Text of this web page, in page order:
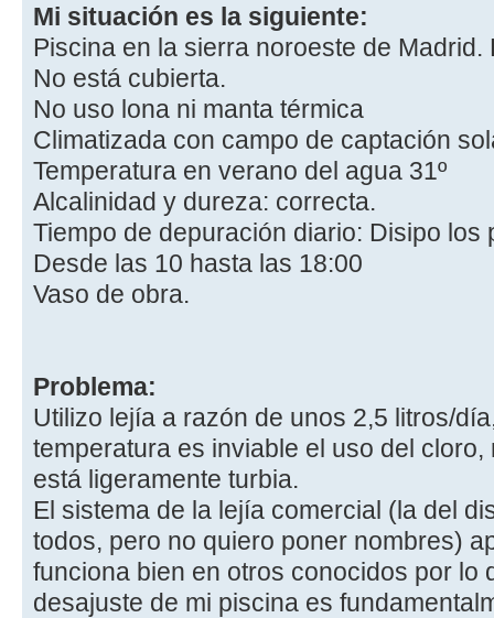
Mi situación es la siguiente:
Piscina en la sierra noroeste de
No está cubierta.
No uso lona ni manta térmica
Climatizada con campo de captación
Temperatura en verano del agua 31º
Alcalinidad y dureza: correcta.
Tiempo de depuración diario: Disipo los
Desde las 10 hasta las 18:00
Vaso de obra.
Problema:
Utilizo lejía a razón de unos 2,5 litros/
temperatura es inviable el uso del
está ligeramente turbia.
El sistema de la lejía comercial (la del
todos, pero no quiero poner nombres)
funciona bien en otros conocidos por lo
desajuste de mi piscina es